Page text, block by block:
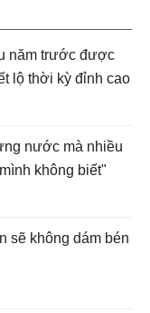
năm trước được
lộ thời kỳ đỉnh cao
nước mà nhiều
không biết"
sẽ không dám bén